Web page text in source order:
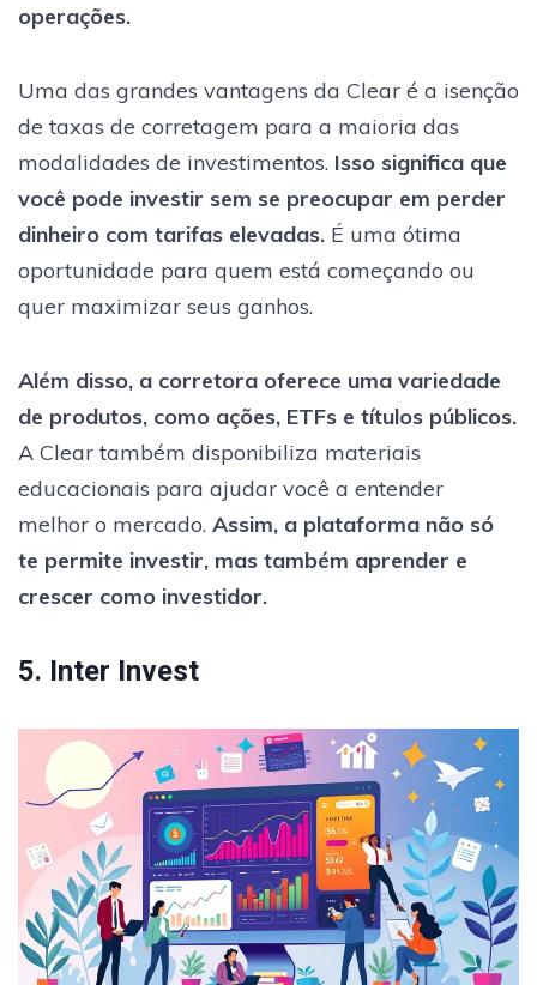
operações.
Uma das grandes vantagens da Clear é a isenção
de taxas de corretagem para a maioria das
modalidades de investimentos. Isso significa que
você pode investir sem se preocupar em perder
dinheiro com tarifas elevadas. É uma ótima
oportunidade para quem está começando ou
quer maximizar seus ganhos.
Além disso, a corretora oferece uma variedade
de produtos, como ações, ETFs e títulos públicos.
A Clear também disponibiliza materiais
educacionais para ajudar você a entender
melhor o mercado. Assim, a plataforma não só
te permite investir, mas também aprender e
crescer como investidor.
5. Inter Invest